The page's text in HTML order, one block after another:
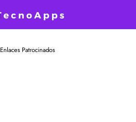
Enlaces Patrocinados